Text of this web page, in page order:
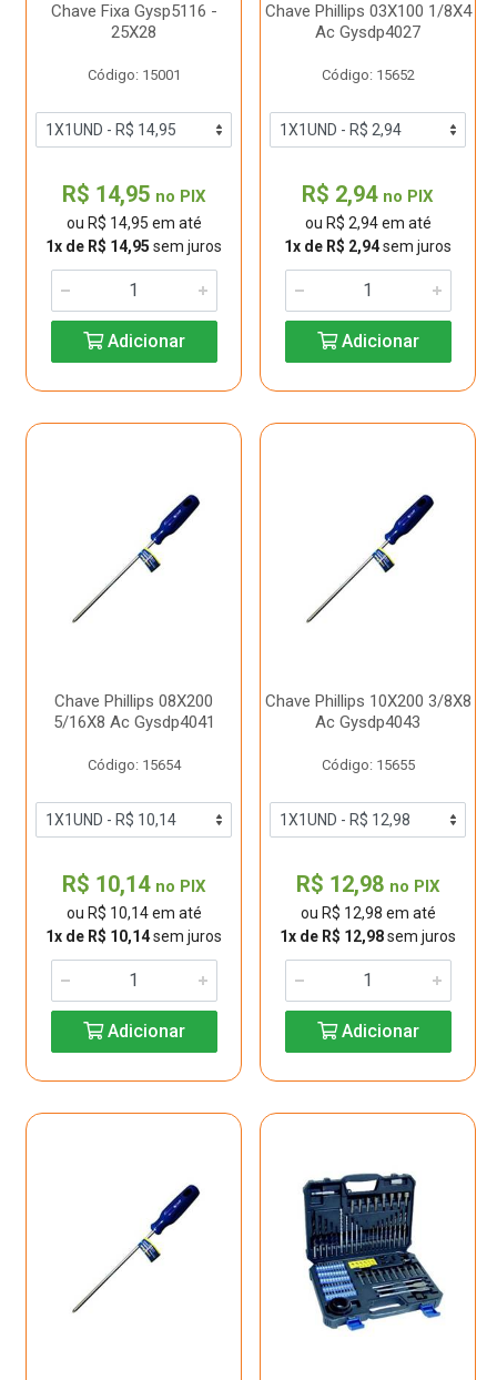
Chave Fixa Gysp5116 -
25X28
Código: 15001
R$ 14,95 no PIX
ou R$ 14,95 em até
1x de R$ 14,95 sem juros
Adicionar
Chave Phillips 03X100 1/8X4
Ac Gysdp4027
Código: 15652
R$ 2,94 no PIX
ou R$ 2,94 em até
1x de R$ 2,94sem juros
Adicionar
Chave Phillips 08X200
5/16X8 Ac Gysdp4041
Código: 15654
R$ 10,14 no PIX
ou R$ 10,14 em até
1x de R$ 10,14sem juros
Adicionar
Chave Phillips 10X200 3/8X8
Ac Gysdp4043
Código: 15655
R$ 12,98 no PIX
ou R$ 12,98 em até
1x de R$ 12,98sem juros
Adicionar